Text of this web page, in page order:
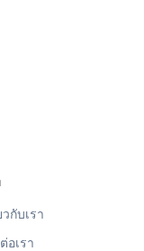
วกับเรา
อเรา